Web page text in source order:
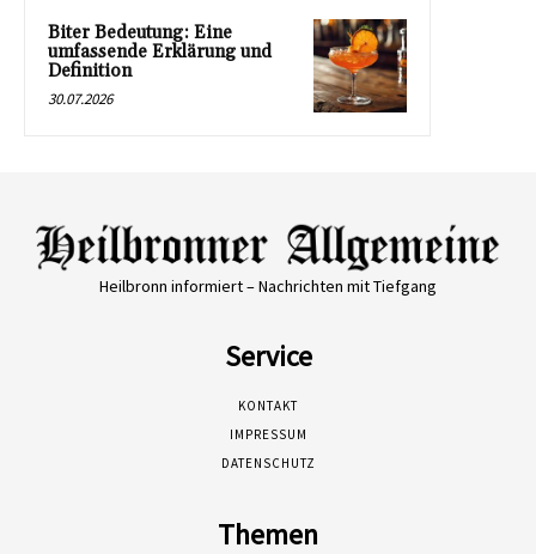
Biter Bedeutung: Eine
umfassende Erklärung und
Definition
30.07.2026
Heilbronn informiert – Nachrichten mit Tiefgang
Service
KONTAKT
IMPRESSUM
DATENSCHUTZ
Themen